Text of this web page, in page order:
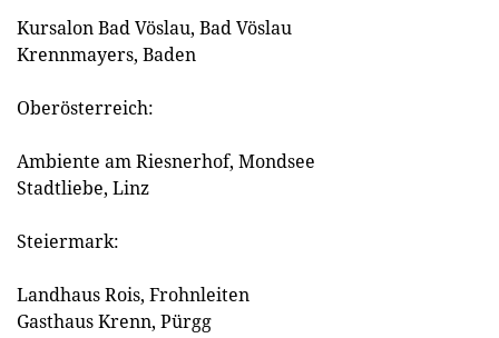
Kursalon Bad Vöslau, Bad Vöslau
Krennmayers, Baden
Oberösterreich:
Ambiente am Riesnerhof, Mondsee
Stadtliebe, Linz
Steiermark:
Landhaus Rois, Frohnleiten
Gasthaus Krenn, Pürgg